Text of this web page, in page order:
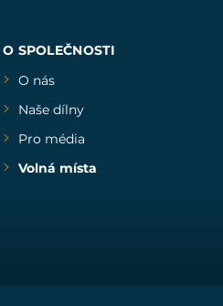
O SPOLEČNOSTI
O nás
Naše dílny
Pro média
Volná místa